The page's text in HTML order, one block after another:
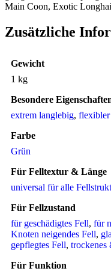
Main Coon, Exotic
Zusätzliche
Gewicht
1 kg
Besondere
extrem langlebig,
Farbe
Grün
Für Felltextur & Länge
universal für alle
Für Fellzustand
für geschädigtes Fell, für
Knoten neigendes Fell,
gepflegtes Fell, trockenes
Für Funktion